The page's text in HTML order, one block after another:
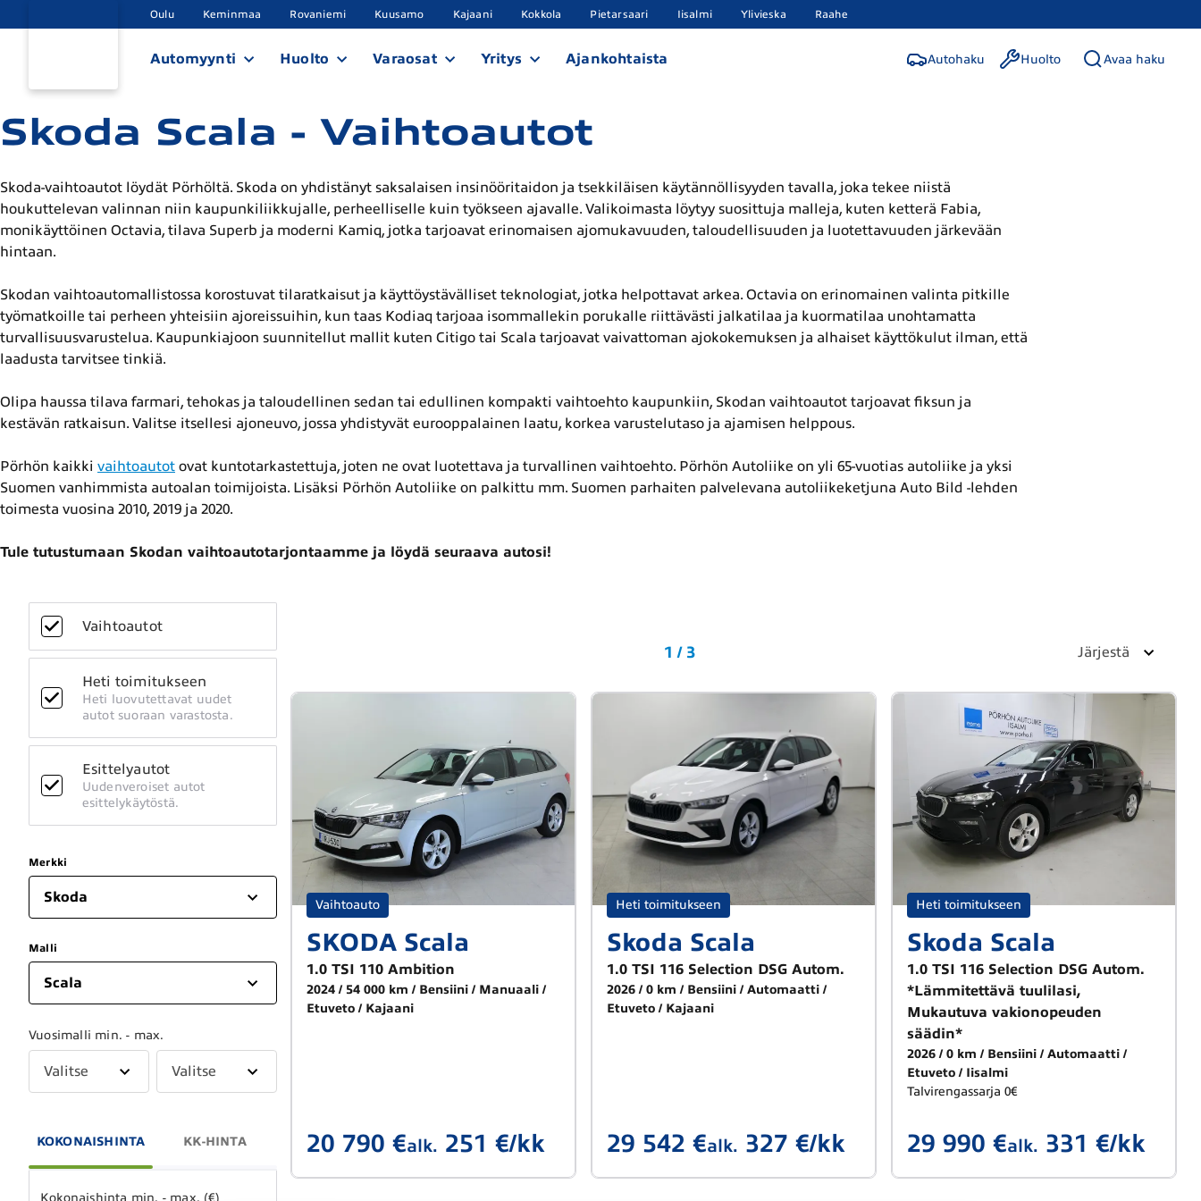
Oulu Keminmaa Rovaniemi Kuusamo Kajaani Kokkola Pietarsaari Iisalmi Ylivieska Raahe
Automyynti Huolto Varaosat Yritys Ajankohtaista Autohaku Huolto Avaa haku
Skoda Scala - Vaihtoautot
Skoda-vaihtoautot löydät Pörhöltä. Skoda on yhdistänyt saksalaisen insinööritaidon ja tsekkiläisen käytännöllisyyden tavalla, joka tekee niistä
houkuttelevan valinnan niin kaupunkiliikkujalle, perheelliselle kuin työkseen ajavalle. Valikoimasta löytyy suosittuja malleja, kuten ketterä Fabia,
monikäyttöinen Octavia, tilava Superb ja moderni Kamiq, jotka tarjoavat erinomaisen ajomukavuuden, taloudellisuuden ja luotettavuuden järkevään
hintaan.
Skodan vaihtoautomallistossa korostuvat tilaratkaisut ja käyttöystävälliset teknologiat, jotka helpottavat arkea. Octavia on erinomainen valinta pitkille
työmatkoille tai perheen yhteisiin ajoreissuihin, kun taas Kodiaq tarjoaa isommallekin porukalle riittävästi jalkatilaa ja kuormatilaa unohtamatta
turvallisuusvarustelua. Kaupunkiajoon suunnitellut mallit kuten Citigo tai Scala tarjoavat vaivattoman ajokokemuksen ja alhaiset käyttökulut ilman, että
laadusta tarvitsee tinkiä.
Olipa haussa tilava farmari, tehokas ja taloudellinen sedan tai edullinen kompakti vaihtoehto kaupunkiin, Skodan vaihtoautot tarjoavat fiksun ja
kestävän ratkaisun. Valitse itsellesi ajoneuvo, jossa yhdistyvät eurooppalainen laatu, korkea varustelutaso ja ajamisen helppous.
Pörhön kaikki vaihtoautot ovat kuntotarkastettuja, joten ne ovat luotettava ja turvallinen vaihtoehto. Pörhön Autoliike on yli 65-vuotias autoliike ja yksi
Suomen vanhimmista autoalan toimijoista. Lisäksi Pörhön Autoliike on palkittu mm. Suomen parhaiten palvelevana autoliikeketjuna Auto Bild -lehden
toimesta vuosina 2010, 2019 ja 2020.
Tule tutustumaan Skodan vaihtoautotarjontaamme ja löydä seuraava autosi!
Vaihtoautot
Heti toimitukseen
Heti luovutettavat uudet
autot suoraan varastosta.
Esittelyautot
Uudenveroiset autot
esittelykäytöstä.
Merkki
Skoda
Malli
Scala
Vuosimalli min. - max.
Valitse Valitse
KOKONAISHINTA KK-HINTA
Kokonaishinta min. - max. (€)
1 / 3 Järjestä
Vaihtoauto
SKODA Scala
1.0 TSI 110 Ambition
2024 54 000 km Bensiini
Manuaali
Etuveto
Kajaani
20 790 €alk. 251 €/kk
Heti toimitukseen
Skoda Scala
1.0 TSI 116 Selection DSG Autom.
2026 0 km Bensiini
Automaatti
Etuveto
Kajaani
29 542 €alk. 327 €/kk
Heti toimitukseen
Skoda Scala
1.0 TSI 116 Selection DSG Autom.
*Lämmitettävä tuulilasi,
Mukautuva vakionopeuden
säädin*
2026 0 km Bensiini
Automaatti
Etuveto
Iisalmi
Talvirengassarja 0€
29 990 €alk. 331 €/kk